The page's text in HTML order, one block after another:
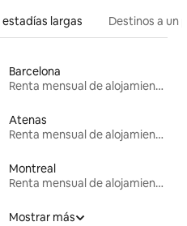
largas Destinos a un
Barcelona
Renta mensual de alojamientos
Atenas
Renta mensual de alojamientos
Montreal
Renta mensual de alojamientos
Mostrar más